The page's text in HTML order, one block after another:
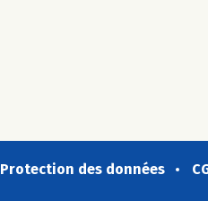
Protection des données